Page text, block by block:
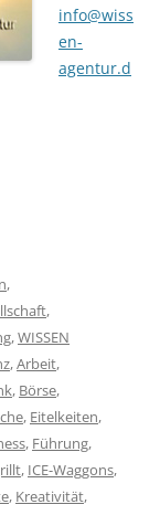
info@wiss
en-
agentur.d
,
,
,WISSEN
,Arbeit,
, Börse,
, Eitelkeiten,
, Führung,
, ICE-Waggons,
, Kreativität,